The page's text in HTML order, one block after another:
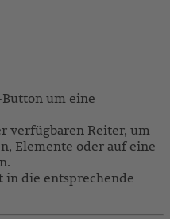
um eine
verfügbaren Reiter, um
Elemente oder auf eine
in die entsprechende